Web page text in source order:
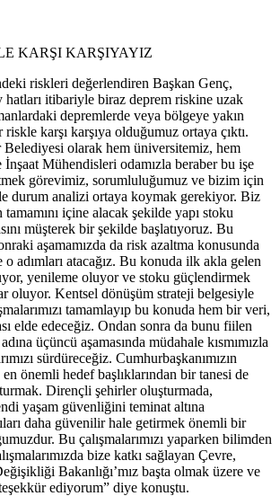
KARŞI KARŞIYAYIZ
riskleri değerlendiren Başkan Genç,
itibariyle biraz deprem riskine uzak
depremlerde veya bölgeye yakın
karşı karşıya olduğumuz ortaya çıktı.
olarak hem üniversitemiz, hem
İnşaat Mühendisleri odamızla beraber bu işe
görevimiz, sorumluluğumuz ve bizim için
durum analizi ortaya koymak gerekiyor. Biz
içine alacak şekilde yapı stoku
müşterek bir şekilde başlatıyoruz. Bu
aşamamızda da risk azaltma konusunda
o adımları atacağız. Bu konuda ilk akla gelen
yenileme oluyor ve stoku güçlendirmek
oluyor. Kentsel dönüşüm strateji belgesiyle
tamamlayıp bu konuda hem bir veri,
elde edeceğiz. Ondan sonra da bunu fiilen
üçüncü aşamasında müdahale kısmımızla
sürdüreceğiz. Cumhurbaşkanımızın
önemli hedef başlıklarından bir tanesi de
Dirençli şehirler oluşturmada,
yaşam güvenliğini teminat altına
daha güvenilir hale getirmek önemli bir
Bu çalışmalarımızı yaparken bilimden
bize katkı sağlayan Çevre,
Bakanlığı’mız başta olmak üzere ve
ediyorum” diye konuştu.